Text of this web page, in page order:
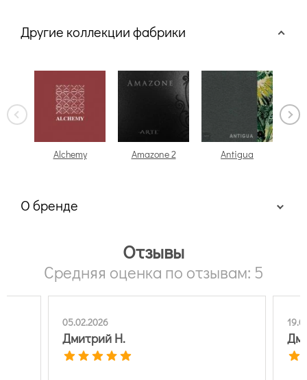
Другие коллекции фабрики
Alchemy Amazone 2 Antigua
О бренде
Отзывы
Средняя оценка по отзывам: 5
05.02.2026
Дмитрий Н.